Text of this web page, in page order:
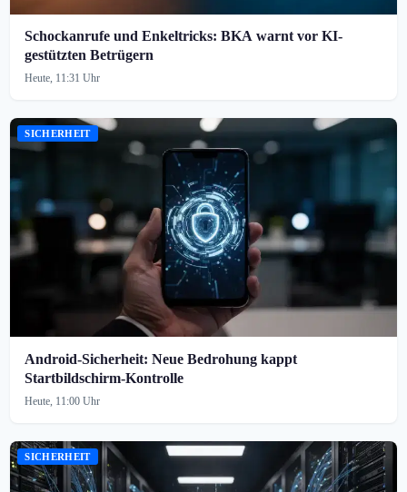
Schockanrufe und Enkeltricks: BKA warnt vor KI-
gestützten Betrügern
Heute, 11:31 Uhr
SICHERHEIT
Android-Sicherheit: Neue Bedrohung kappt
Startbildschirm-Kontrolle
Heute, 11:00 Uhr
SICHERHEIT